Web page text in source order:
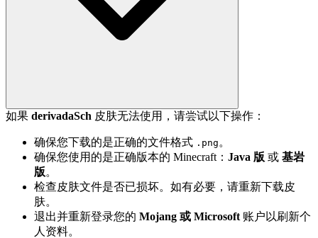
如果 derivadaSch 皮肤无法使用，请尝试以下操作：
确保您下载的是正确的文件格式 .png 。
确保您使用的是正确版本的 Minecraft： Java 版 或 基岩
版。
检查皮肤文件是否已损坏。如有必要，请重新下载皮
肤。
退出并重新登录您的 Mojang 或 Microsoft 账户以刷新个
人资料。